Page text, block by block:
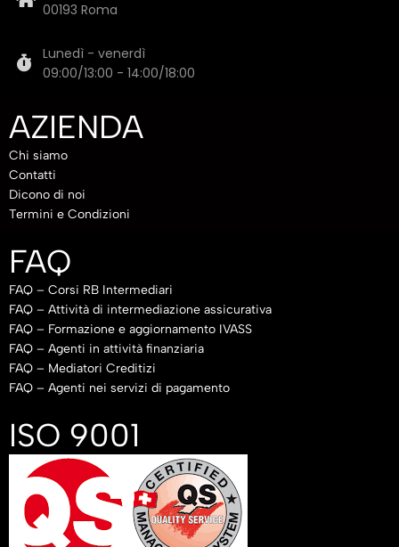
00193 Roma
Lunedì - venerdì
09:00/13:00 - 14:00/18:00
AZIENDA
Chi siamo
Contatti
Dicono di noi
Termini e Condizioni
FAQ
FAQ – Corsi RB Intermediari
FAQ – Attività di intermediazione assicurativa
FAQ – Formazione e aggiornamento IVASS
FAQ – Agenti in attività finanziaria
FAQ – Mediatori Creditizi
FAQ – Agenti nei servizi di pagamento
ISO 9001